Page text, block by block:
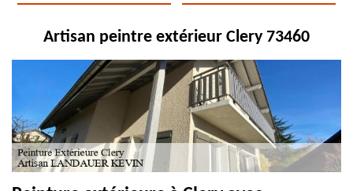
Artisan peintre extérieur Clery 73460